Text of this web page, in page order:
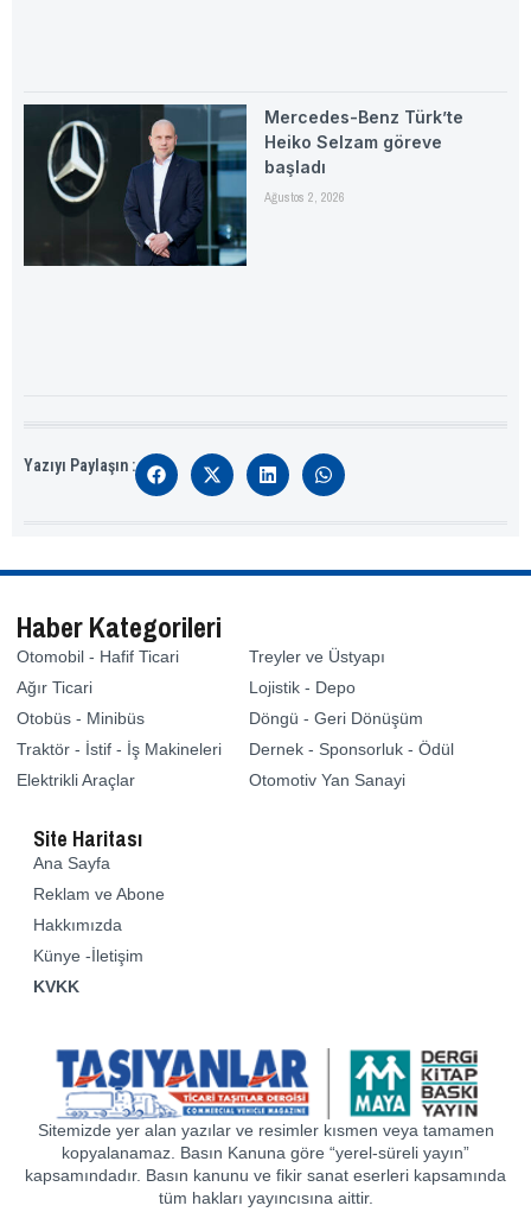
Mercedes-Benz Türk’te
Heiko Selzam göreve
başladı
Ağustos 2, 2026
Yazıyı Paylaşın :
Haber Kategorileri
Otomobil - Hafif Ticari
Ağır Ticari
Otobüs - Minibüs
Traktör - İstif - İş Makineleri
Elektrikli Araçlar
Treyler ve Üstyapı
Lojistik - Depo
Döngü - Geri Dönüşüm
Dernek - Sponsorluk - Ödül
Otomotiv Yan Sanayi
Site Haritası
Ana Sayfa
Reklam ve Abone
Hakkımızda
Künye -İletişim
KVKK
Sitemizde yer alan yazılar ve resimler kısmen veya tamamen
kopyalanamaz. Basın Kanuna göre “yerel-süreli yayın”
kapsamındadır. Basın kanunu ve fikir sanat eserleri kapsamında
tüm hakları yayıncısına aittir.